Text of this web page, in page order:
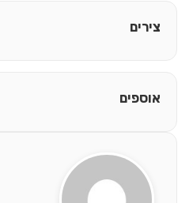
צירים
אוספים